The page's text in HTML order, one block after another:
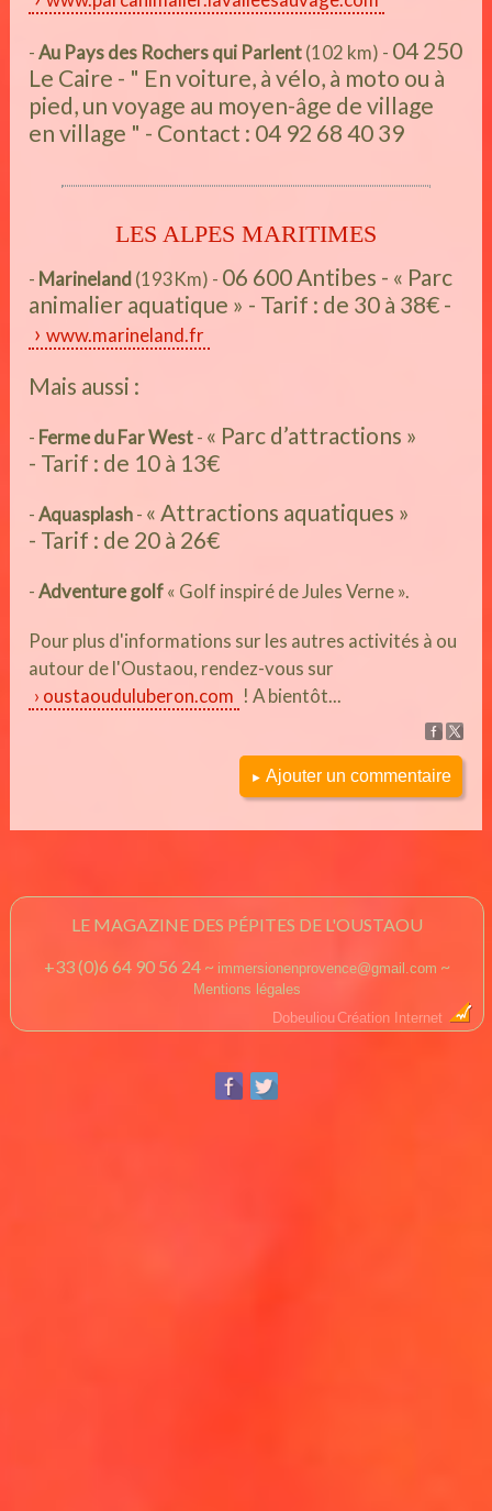
-Au Pays des Rochers qui Parlent(102 km) - 04 250
Le Caire - " En voiture, à vélo, à moto ou à
pied, un voyage au moyen-âge de village
en village " - Contact : 04 92 68 40 39
LES ALPES MARITIMES
- Marineland (193Km) - 06 600 Antibes - « Parc
animalier aquatique » - Tarif : de 30 à 38€ -
www.marineland.fr
Mais aussi :
- Ferme du Far West- « Parc d’attractions »
- Tarif : de 10 à 13€
-Aquasplash- « Attractions aquatiques »
- Tarif : de 20 à 26€
-Adventure golf« Golf inspiré de Jules Verne ».
Pour plus d'informations sur les autres activités à ou
autour de l'Oustaou, rendez-vous sur
oustaouduluberon.com ! A bientôt...
► Ajouter un commentaire
LE MAGAZINE DES PÉPITES DE L'OUSTAOU
+33 (0)6 64 90 56 24 ~ immersionenprovence@gmail.com ~
Mentions légales
Dobeuliou Création Internet